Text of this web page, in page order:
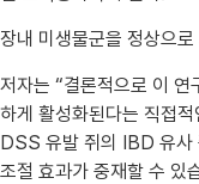
장내 미생물군을 정상으
저자는 “결론적으로 이
하게 활성화된다는 직접
DSS 유발 쥐의 IBD 유사
조절 효과가 중재할 수 있